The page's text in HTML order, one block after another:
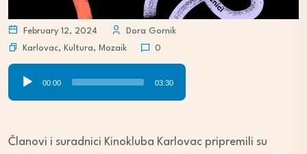
February 12, 2024
Dora Gornik
Karlovac, Kultura, Mozaik 0
00:00 03:30
Članovi i suradnici Kinokluba Karlovac pripremili su